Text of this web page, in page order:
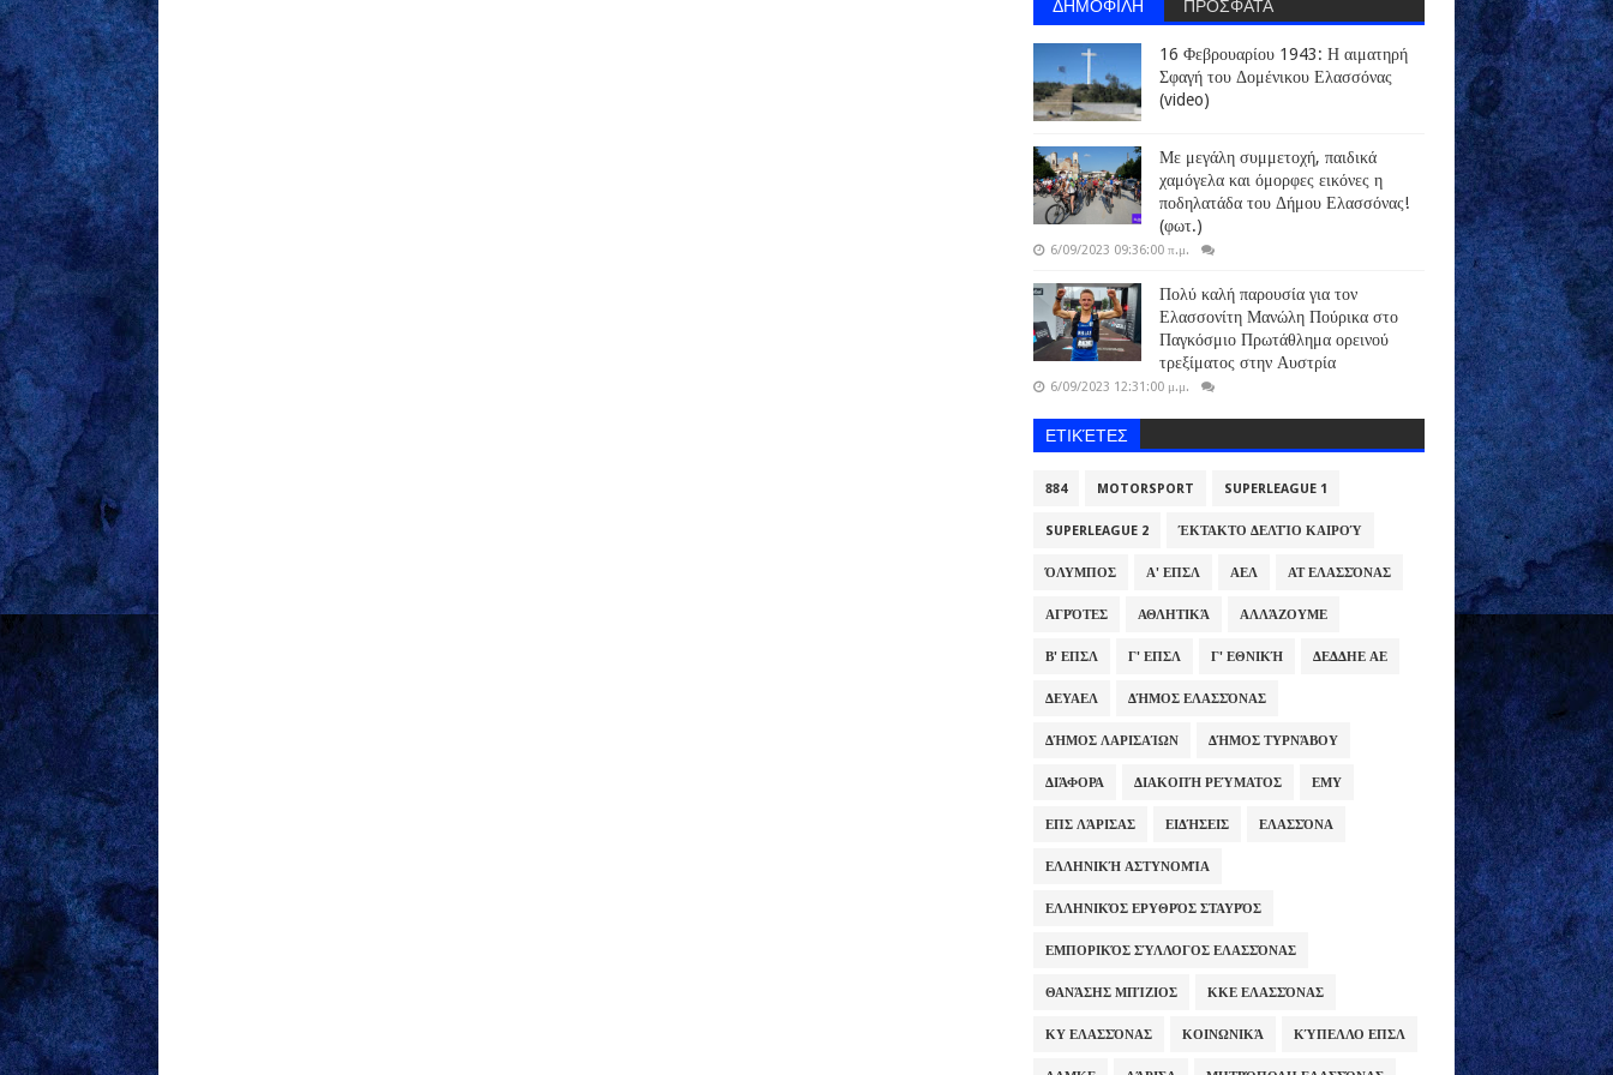
16 Φεβρουαρίου 1943: Η αιματηρή
Σφαγή του Δομένικου Ελασσόνας
(video)
Με μεγάλη συμμετοχή, παιδικά
χαμόγελα και όμορφες εικόνες η
ποδηλατάδα του Δήμου Ελασσόνας!
(φωτ.)
6/09/2023 09:36:00 π.μ.
Πολύ καλή παρουσία για τον
Ελασσονίτη Μανώλη Πούρικα στο
Παγκόσμιο Πρωτάθλημα ορεινού
τρεξίματος στην Αυστρία
6/09/2023 12:31:00 μ.μ.
ΕΤΙΚΈΤΕΣ
884 MOTORSPORT SUPERLEAGUE 1
SUPERLEAGUE 2 ΈΚΤΑΚΤΟ ΔΕΛΤΊΟ ΚΑΙΡΟΎ
ΌΛΥΜΠΟΣ Α' ΕΠΣΛ ΑΕΛ ΑΤ ΕΛΑΣΣΌΝΑΣ
ΑΓΡΌΤΕΣ ΑΘΛΗΤΙΚΆ ΑΛΛΆΖΟΥΜΕ
Β' ΕΠΣΛ Γ' ΕΠΣΛ Γ' ΕΘΝΙΚΉ ΔΕΔΔΗΕ ΑΕ
ΔΕΥΑΕΛ ΔΉΜΟΣ ΕΛΑΣΣΌΝΑΣ
ΔΉΜΟΣ ΛΑΡΙΣΑΊΩΝ ΔΉΜΟΣ ΤΥΡΝΆΒΟΥ
ΔΙΆΦΟΡΑ ΔΙΑΚΟΠΉ ΡΕΎΜΑΤΟΣ ΕΜΥ
ΕΠΣ ΛΆΡΙΣΑΣ ΕΙΔΉΣΕΙΣ ΕΛΑΣΣΌΝΑ
ΕΛΛΗΝΙΚΉ ΑΣΤΥΝΟΜΊΑ
ΕΛΛΗΝΙΚΌΣ ΕΡΥΘΡΌΣ ΣΤΑΥΡΌΣ
ΕΜΠΟΡΙΚΌΣ ΣΎΛΛΟΓΟΣ ΕΛΑΣΣΌΝΑΣ
ΘΑΝΆΣΗΣ ΜΠΊΖΙΟΣ ΚΚΕ ΕΛΑΣΣΌΝΑΣ
ΚΥ ΕΛΑΣΣΌΝΑΣ ΚΟΙΝΩΝΙΚΆ ΚΎΠΕΛΛΟ ΕΠΣΛ